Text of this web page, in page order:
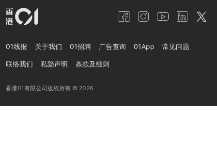
01线报 关于我们 01招聘 广告查询 01App 常见问题
联络我们 私隐声明 条款及细则
香港01有限公司版权所有 © 2026